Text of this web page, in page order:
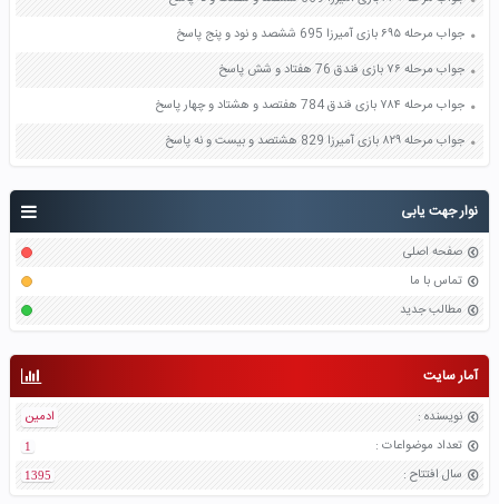
نوار جهت یابی
صفحه اصلی
تماس با ما
مطالب جدید
آمار سایت
نویسنده :
ادمین
تعداد موضواعات :
1
سال افتتاح :
1395
جواب مرحله ۶۹۵ بازی آمیرزا 695 ششصد و نود و پنج پاسخ
جواب مرحله ۷۶ بازی فندق 76 هفتاد و شش پاسخ
جواب مرحله ۷۸۴ بازی فندق 784 هفتصد و هشتاد و چهار پاسخ
جواب مرحله ۸۲۹ بازی آمیرزا 829 هشتصد و بیست و نه پاسخ